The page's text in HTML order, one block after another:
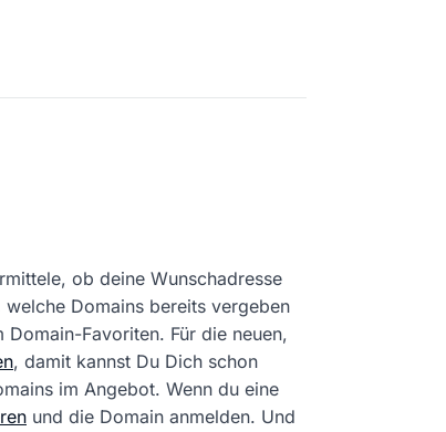
ob deine Wunschadresse
Domains bereits vergeben
Favoriten. Für die neuen,
, damit kannst Du Dich schon
im Angebot. Wenn du eine
und die Domain anmelden. Und